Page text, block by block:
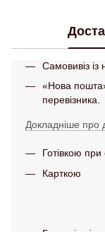
Самовивіз
«Нова
перевізника.
Докладніше про
Готівкою
Карткою